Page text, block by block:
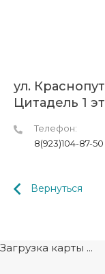
ул.
Цитадель 1
Телефон:
8(923)104-87-50
Вернуться
Загрузка карты ...